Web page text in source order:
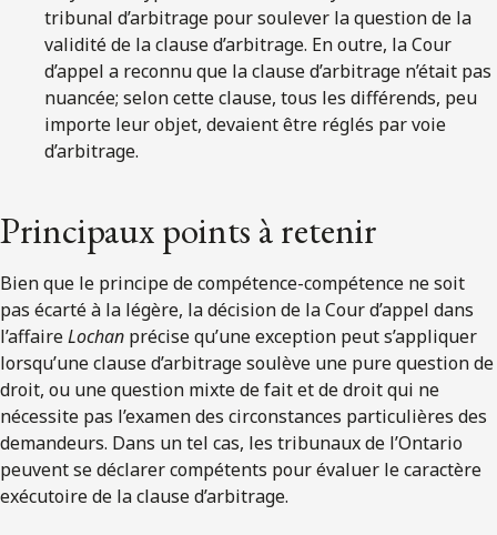
tribunal d’arbitrage pour soulever la question de la
validité de la clause d’arbitrage. En outre, la Cour
d’appel a reconnu que la clause d’arbitrage n’était pas
nuancée; selon cette clause, tous les différends, peu
importe leur objet, devaient être réglés par voie
d’arbitrage.
Principaux points à retenir
Bien que le principe de compétence-compétence ne soit
pas écarté à la légère, la décision de la Cour d’appel dans
l’affaireLochan précise qu’une exception peut s’appliquer
lorsqu’une clause d’arbitrage soulève une pure question de
droit, ou une question mixte de fait et de droit qui ne
nécessite pas l’examen des circonstances particulières des
demandeurs. Dans un tel cas, les tribunaux de l’Ontario
peuvent se déclarer compétents pour évaluer le caractère
exécutoire de la clause d’arbitrage.